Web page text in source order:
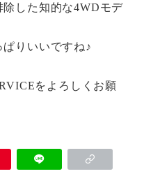
した知的な4WDモデ
りいいですね♪
をよろしくお願